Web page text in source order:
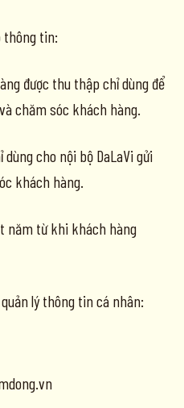
thông tin:
được thu thập chỉ dùng để
chăm sóc khách hàng.
cho nội bộ DaLaVi gửi
khách hàng.
năm từ khi khách hàng
lý thông tin cá nhân: